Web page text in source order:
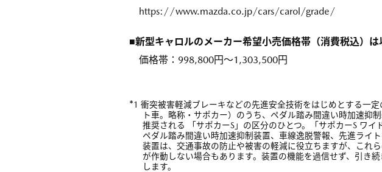
https://www.mazda.co.jp/cars/carol/grade/
■新型キャロルのメーカー希望小売価格帯（消費税込）は
価格帯：998,800円～1,303,500円
*1 衝突被害軽減ブレーキなどの先進安全技術をはじめとする一
ト車。略称・サポカー）のうち、ペダル踏み間違い時加速抑
推奨される 「サポカーS」の区分のひとつ。「サポカーS ワイ
ペダル踏み間違い時加速抑制装置、車線逸脱警報、先進ライ
装置は、交通事故の防止や被害の軽減に役立ちますが、これ
が作動しない場合もあります。装置の機能を過信せず、引き
します。